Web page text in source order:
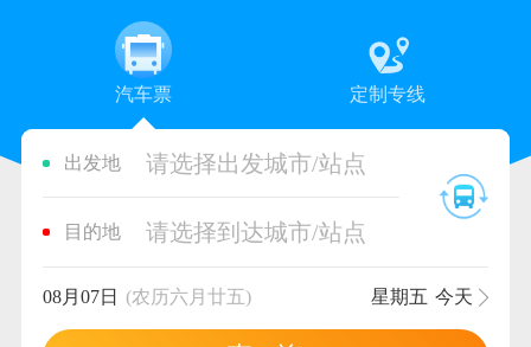
汽车票 定制专线
出发地 请选择出发城市/站点
目的地 请选择到达城市/站点
08月07日 (农历六月廿五) 星期五 今天